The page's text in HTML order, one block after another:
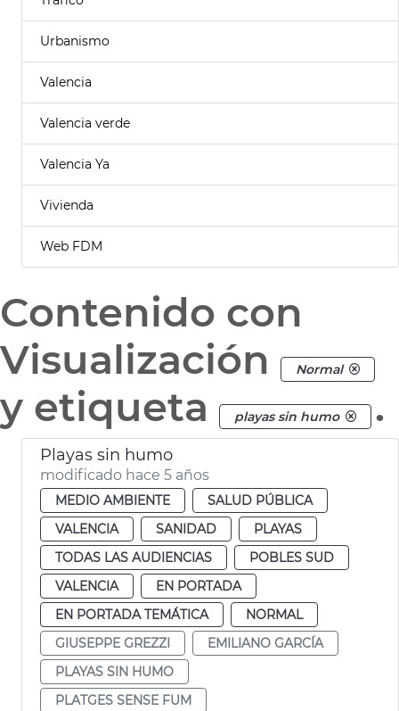
Urbanismo
Valencia
Valencia verde
Valencia Ya
Vivienda
Web FDM
Contenido con
Visualización
Normal
y etiqueta playas sin humo .
Playas sin humo
modificado hace 5 años
MEDIO AMBIENTE
SALUD PÚBLICA
VALENCIA
SANIDAD
PLAYAS
TODAS LAS AUDIENCIAS
POBLES SUD
VALENCIA
EN PORTADA
EN PORTADA TEMÁTICA
NORMAL
GIUSEPPE GREZZI
EMILIANO GARCÍA
PLAYAS SIN HUMO
PLATGES SENSE FUM